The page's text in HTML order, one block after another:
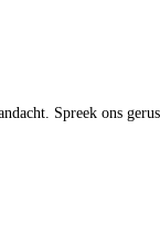
Spreek ons